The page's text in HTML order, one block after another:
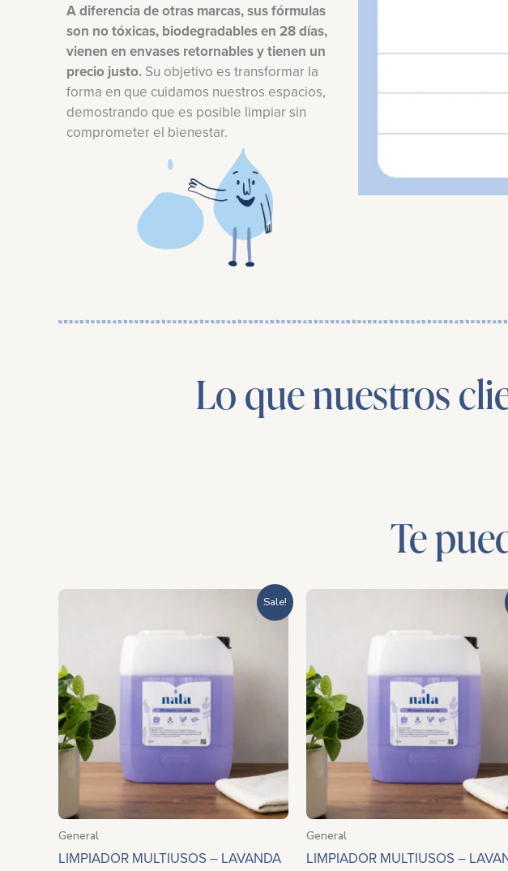
A diferencia de otras marcas, sus fórmulas
son no tóxicas, biodegradables en 28 días,
vienen en envases retornables y tienen un
precio justo. Su objetivo es transformar la
forma en que cuidamos nuestros espacios,
demostrando que es posible limpiar sin
comprometer el bienestar.
Lo que nuestros
Te
Sale!
General
LIMPIADOR MULTIUSOS – LAVANDA
precios:
desde
$211.60
hasta
$662.00
General
LIMPIADOR MULTIUSOS –
precios:
desde
$211.60
hasta
$662.00